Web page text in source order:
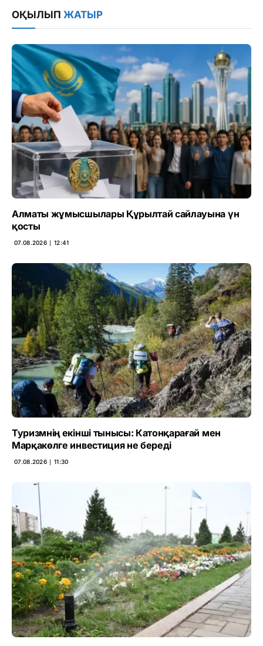
ОҚЫЛЫП ЖАТЫР
Алматы жұмысшылары Құрылтай сайлауына үн
қосты
07.08.2026 ∣ 12:41
Туризмнің екінші тынысы: Катонқарағай мен
Марқакөлге инвестиция не береді
07.08.2026 ∣ 11:30